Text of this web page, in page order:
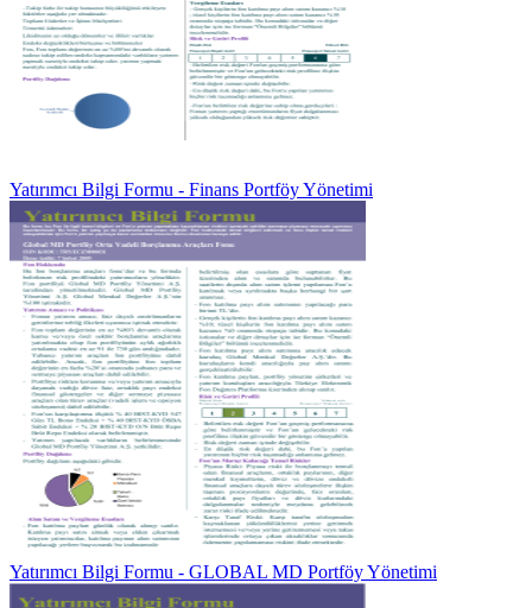
Yatırımcı Bilgi Formu - Finans Portföy Yönetimi
Yatırımcı Bilgi Formu - GLOBAL MD Portföy Yönetimi